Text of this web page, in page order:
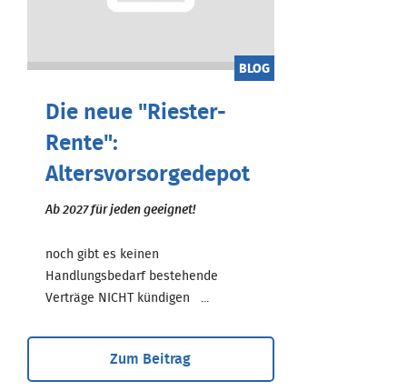
BLOG
Die neue "Riester-
Rente":
Altersvorsorgedepot
Ab 2027 für jeden geeignet!
noch gibt es keinen
Handlungsbedarf bestehende
Verträge NICHT kündigen ...
Zum Beitrag